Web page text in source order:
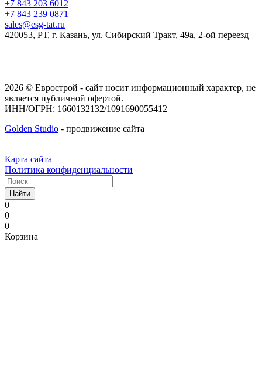
+7 843 203 6012
+7 843 239 0871
sales@esg-tat.ru
420053, РТ, г. Казань, ул. Сибирский Тракт, 49а, 2-ой переезд
2026 © Еврострой - сайт носит информационный характер, не
является публичной офертой.
ИНН/ОГРН: 1660132132/1091690055412
Golden Studio - продвижение сайта
Карта сайта
Политика конфиденциальности
Найти
0
0
0
Корзина